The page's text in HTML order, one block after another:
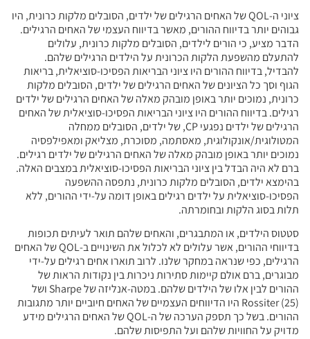
ציוני ה-QOL של האחים הרגילים של ילדים, הסובלים מלקות כרונית, היו
גבוהים יותר בדיווח ההורים, מאשר בדיווח העצמי של האחים הרגילים.
הדבר מציע, כי הורים לילדים, הסובלים מלקות כרונית, עלולים
להתעלם מהשפעת הלקות הכרונית על הילדים הרגילים שלהם.
להבדיל, בדיווח ההורים היו ציוני הבריאות הפסיכו-סוציאלית, בריאות
הגוף וסך כל הציונים של האחים הרגילים של ילדים, הסובלים מלקות
כרונית, נמוכים יותר באופן מובהק מאלה של האחים הרגילים של ילדים
רגילים. בדיווח ההורים היו ציוני הבריאות הפסיכו-סוציאלית של האחים
הרגילים של ילדים נפגעי CP, של ילדים, הסובלים ממחלה
המטולוגית/אונקולוגית, מאסתמה, מסוכרת, מצליאק ומאפילפסיה
נמוכים יותר באופן מובהק מאלה של האחים הרגילים של ילדים רגילים.
ברם לא היה הבדל בין ציוני הבריאות הפסיכו-סוציאלית במצבים האלה.
בהימצא ילדים, הסובלים מלקות כרונית, נתפסה ההשפעה
הפסיכו-סוציאלית על ילדים רגילים באופן דומה על-ידי ההורים, ללא
תלות בסוג הלקות ובחומרתה.
סטטוס הילדים, או המתבגרים, והאחים שלהם תואר לעיתים תכופות
בדיווחי ההורים, אשר עלולים לא לכלול את השינויים ב-QOL של האחים
הרגילים, כפי שנראה במחקר שלנו. לרוב תוארו אחים רגילים על-ידי
מבוגרים, ברם אולם קיימות סתירות ניכרות בין נקודות הראות של
ההורים לבין אלו של הילדים שלהם. במטה-אנליזה של Sharpe ושל
Rossiter (25) היו הדיווחים העצמיים של האחים חיוביים יותר מתגובות
ההורים. בשל כך תספק הערכה של ה-QOL של האחים הרגילים מידע
מדויק על החוויות שלהם ועל התפיסות שלהם.